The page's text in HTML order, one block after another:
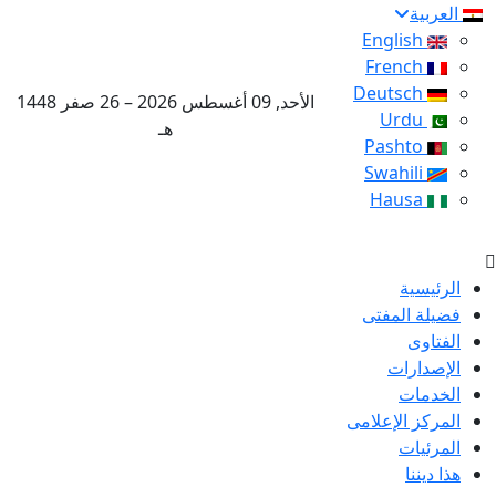
العربية
الأحد, 09 أغسطس 2026 – 26 صفر 1448
هـ
الرئيسية
فضيلة المفتى
الفتاوى
الإصدارات
الخدمات
المركز الإعلامى
المرئيات
هذا ديننا